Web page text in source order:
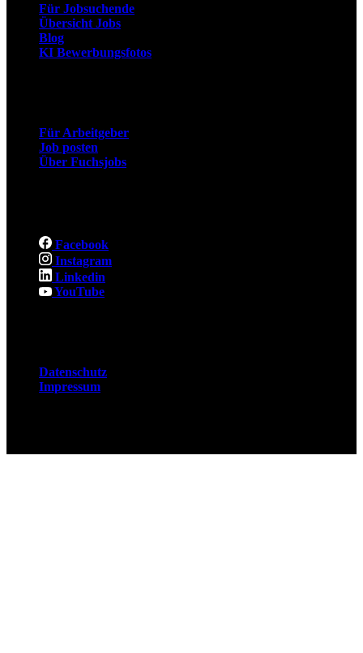
Für Jobsuchende
Übersicht Jobs
Blog
KI Bewerbungsfotos
Für Arbeitgeber
Job posten
Über Fuchsjobs
Facebook
Instagram
Linkedin
YouTube
Datenschutz
Impressum